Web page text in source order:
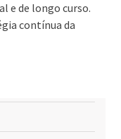
e de longo curso.
contínua da